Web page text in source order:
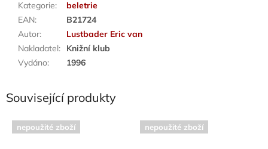
Kategorie:
beletrie
EAN:
B21724
Autor:
Lustbader Eric van
Nakladatel:
Knižní klub
Vydáno: 1996
Související produkty
nepoužité zboží nepoužité zboží